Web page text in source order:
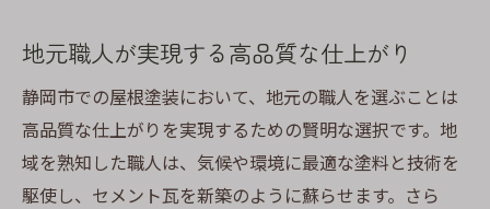
地元職人が実現する高品質な仕上がり
静岡市での屋根塗装において、地元の職人を選ぶことは
高品質な仕上がりを実現するための賢明な選択です。地
域を熟知した職人は、気候や環境に最適な塗料と技術を
駆使し、セメント瓦を新築のように蘇らせます。さら